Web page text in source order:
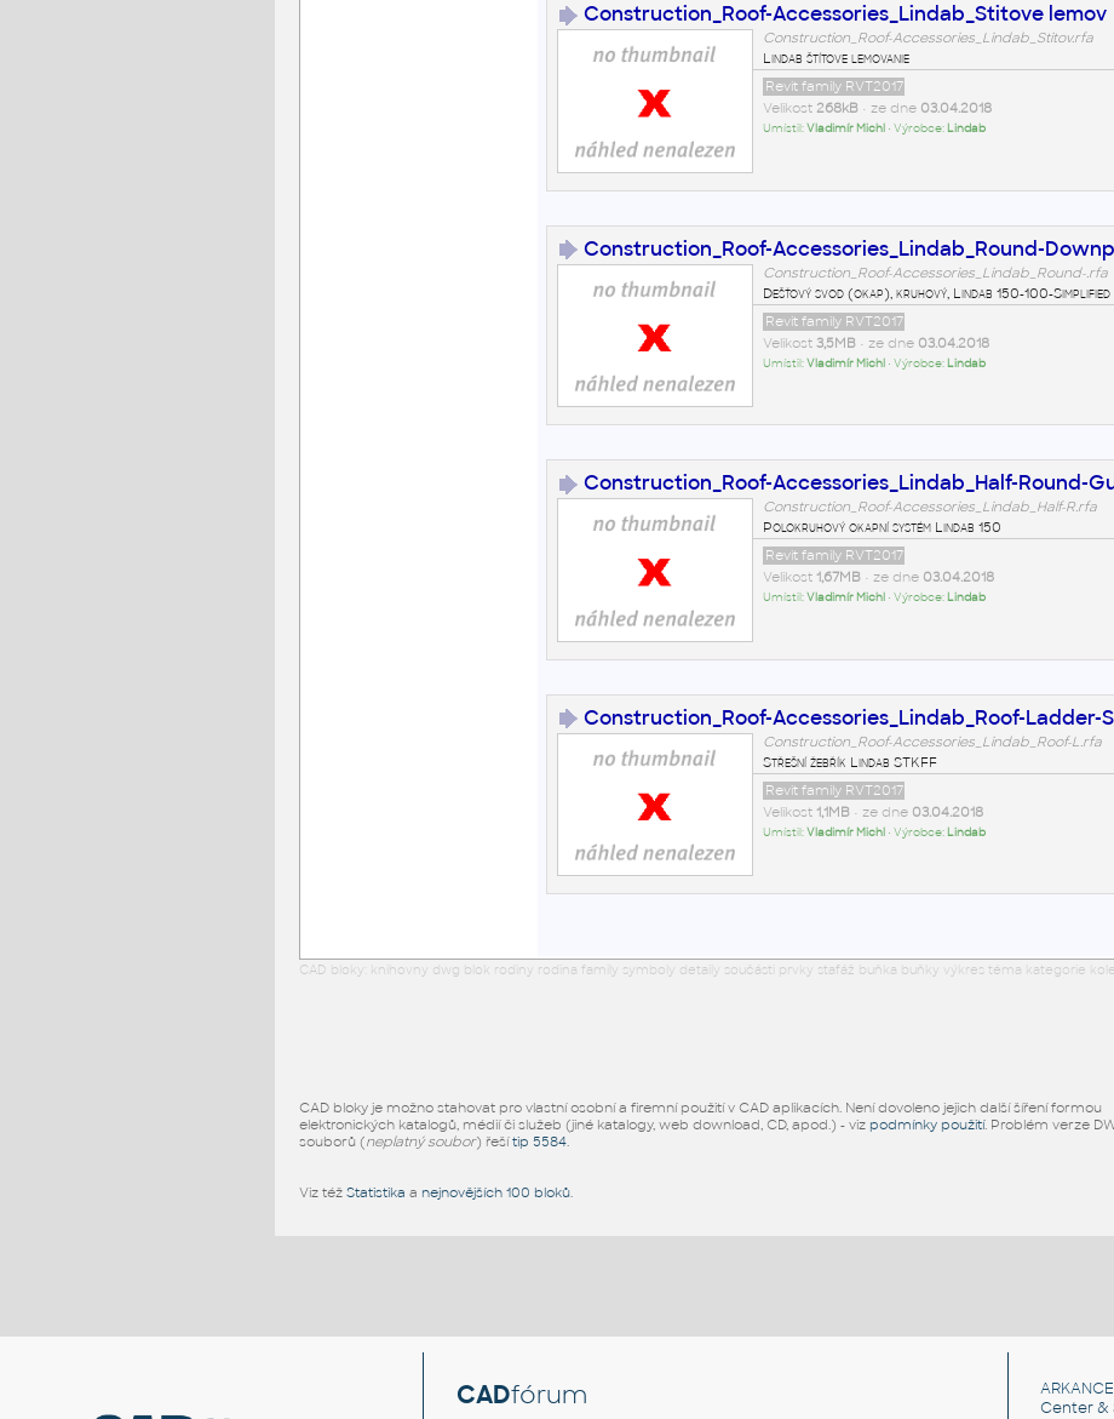
Construction_Roof-Accessories_Lindab_Stitove lemov
Construction_Roof-Accessories_Lindab_Stitov.rfa
Lindab štítove lemovanie
Revit family RVT2017
Velikost 268kB• ze dne 03.04.2018
Umístil:Vladimír Michl • Výrobce: Lindab
Construction_Roof-Accessories_Lindab_Round-
Construction_Roof-Accessories_Lindab_Round-.rfa
Dešťový svod (okap), kruhový, Lindab 150-100-Simplified
Revit family RVT2017
Velikost 3,5MB• ze dne 03.04.2018
Umístil:Vladimír Michl• Výrobce: Lindab
Construction_Roof-Accessories_Lindab_Half-Round-
Construction_Roof-Accessories_Lindab_Half-R.rfa
Polokruhový okapní systém Lindab 150
Revit family RVT2017
Velikost 1,67MB• ze dne 03.04.2018
Umístil:Vladimír Michl• Výrobce: Lindab
Construction_Roof-Accessories_Lindab_Roof-Ladder-S
Construction_Roof-Accessories_Lindab_Roof-L.rfa
Střešní žebřík Lindab STKFF
Revit family RVT2017
Velikost 1,1MB• ze dne 03.04.2018
Umístil:Vladimír Michl• Výrobce: Lindab
CAD bloky: knihovny dwg blok rodiny rodina family symboly detaily součásti prvky stafáž buňka buňky výkres téma kategorie
CAD bloky je možno stahovat pro vlastní osobní a firemní použití v CAD aplikacích. Není dovoleno jejich další šíření formou
elektronických katalogů, médií či služeb (jiné katalogy, web download, CD, apod.) - viz podmínky použití. Problém verze
souborů (neplatný soubor) řešítip 5584.
Viz též Statistika a nejnovějších 100 bloků.
CADfórum ARKANCE
Center &